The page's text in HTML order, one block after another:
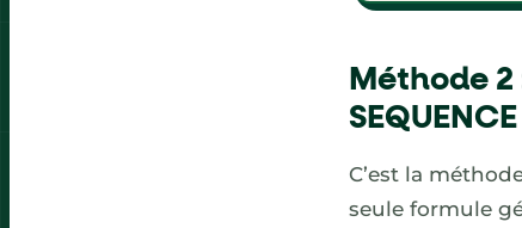
Méthode
C’est la
seule formule